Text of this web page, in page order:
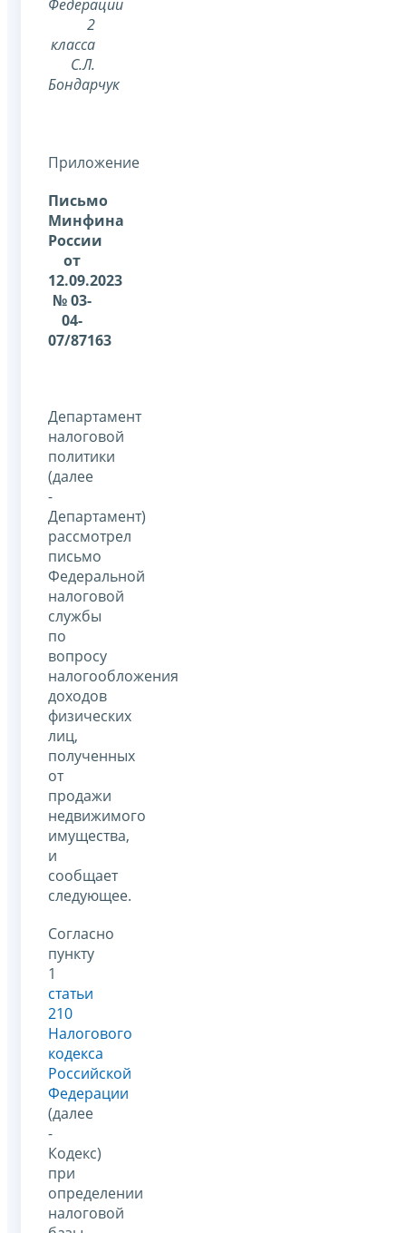
Федерации
2
класса
С.Л.
Бондарчук
Приложение
Письмо
Минфина
России
от
12.09.2023
№ 03-
04-
07/87163
Департамент
налоговой
политики
(далее
-
Департамент)
рассмотрел
письмо
Федеральной
налоговой
службы
по
вопросу
налогообложения
доходов
физических
лиц,
полученных
от
продажи
недвижимого
имущества,
и
сообщает
следующее.
Согласно
пункту
1
статьи
210
Налогового
кодекса
Российской
Федерации
(далее
-
Кодекс)
при
определении
налоговой